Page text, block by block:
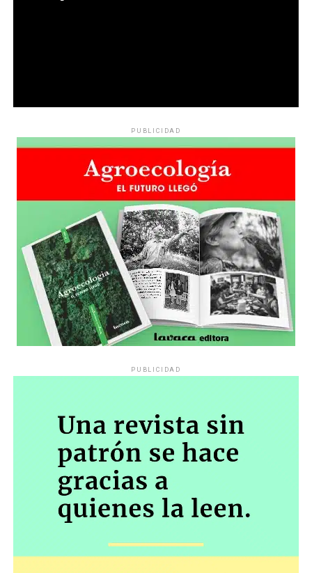
PUBLICIDAD
PUBLICIDAD